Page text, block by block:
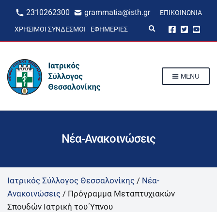
2310262300 grammatia@isth.gr ΕΠΙΚΟΙΝΩΝΊΑ
ΧΡΉΣΙΜΟΙ ΣΎΝΔΕΣΜΟΙ ΕΦΗΜΕΡΊΕΣ
p
m
MENU
Νέα-Ανακοινώσεις
Ιατρικός Σύλλογος Θεσσαλονίκης / Νέα-
Ανακοινώσεις / Πρόγραμμα Μεταπτυχιακών
Σπουδών Ιατρική του Ύπνου